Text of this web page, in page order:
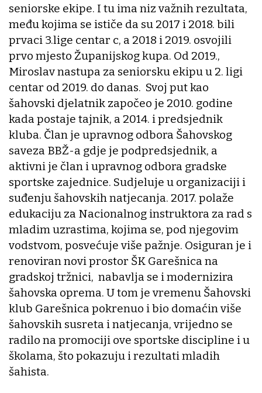
seniorske ekipe. I tu ima niz važnih rezultata,
među kojima se ističe da su 2017 i 2018. bili
prvaci 3.lige centar c, a 2018 i 2019. osvojili
prvo mjesto Županijskog kupa. Od 2019.,
Miroslav nastupa za seniorsku ekipu u 2. ligi
centar od 2019. do danas. Svoj put kao
šahovski djelatnik započeo je 2010. godine
kada postaje tajnik, a 2014. i predsjednik
kluba. Član je upravnog odbora Šahovskog
saveza BBŽ-a gdje je podpredsjednik, a
aktivni je član i upravnog odbora gradske
sportske zajednice. Sudjeluje u organizaciji i
suđenju šahovskih natjecanja. 2017. polaže
edukaciju za Nacionalnog instruktora za rad s
mladim uzrastima, kojima se, pod njegovim
vodstvom, posvećuje više pažnje. Osiguran je i
renoviran novi prostor ŠK Garešnica na
gradskoj tržnici, nabavlja se i modernizira
šahovska oprema. U tom je vremenu Šahovski
klub Garešnica pokrenuo i bio domaćin više
šahovskih susreta i natjecanja, vrijedno se
radilo na promociji ove sportske discipline i u
školama, što pokazuju i rezultati mladih
šahista.